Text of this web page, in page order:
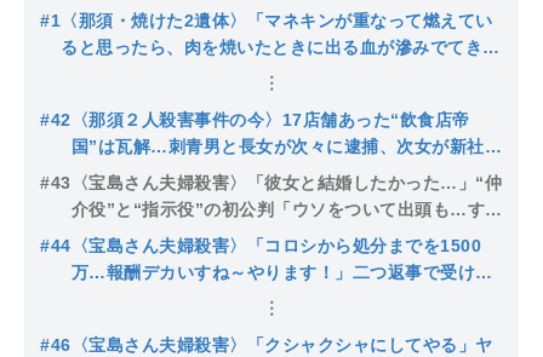
#1 〈那須・焼けた2遺体〉「マネキンが重なって燃えてい
ると思ったら、肉を焼いたときに出る血が滲みでてきて
ニオイも…」第一発見者が語る残虐な遺棄現場。多数店
#42 〈那須２人殺害事件の今〉17店舗あった“飲食店帝
国”は瓦解…刺青男と長女が次々に逮捕、次女が新社長
で再出発。残った従業員は「セイハ被告を慕っていま
した」
#43 〈宝島さん夫婦殺害〉「彼女と結婚したかった…」“仲
介役”と“指示役”の初公判「ウソをついて出頭も…すぐ
に泣きだして落ちた」刺青男は報酬900万円、あの
「アニキ」の正体は
#44 〈宝島さん夫婦殺害〉「コロシから処分までを1500
万…報酬デカいすね～やります！」二つ返事で受け入
れた刺青男、“主犯格”は「私は無実、警察はクソ人間
#46 〈宝島さん夫婦殺害〉「クシャクシャにしてやる」ヤ